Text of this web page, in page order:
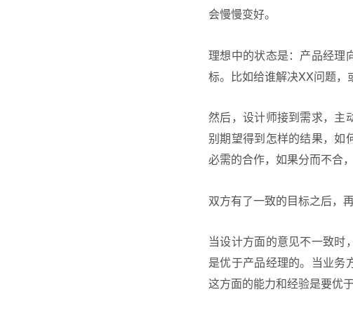
会慢慢变好。
理想中的状态是：产品经理
标。比如给谁解决XX问题，
然后，设计师接到需求，主
别期望得到怎样的结果，如
必需的合作，如果分而不合
双方有了一致的目标之后，
当设计方面的意见不一致时
是优于产品经理的。当业务
这方面的能力和经验是要优